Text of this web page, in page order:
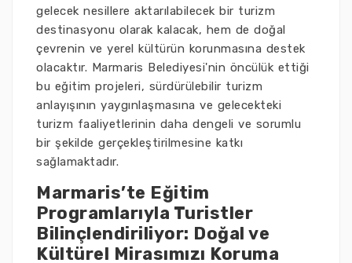
gelecek nesillere aktarılabilecek bir turizm
destinasyonu olarak kalacak, hem de doğal
çevrenin ve yerel kültürün korunmasına destek
olacaktır. Marmaris Belediyesi'nin öncülük ettiği
bu eğitim projeleri, sürdürülebilir turizm
anlayışının yaygınlaşmasına ve gelecekteki
turizm faaliyetlerinin daha dengeli ve sorumlu
bir şekilde gerçekleştirilmesine katkı
sağlamaktadır.
Marmaris’te Eğitim
Programlarıyla Turistler
Bilinçlendiriliyor: Doğal ve
Kültürel Mirasımızı Koruma